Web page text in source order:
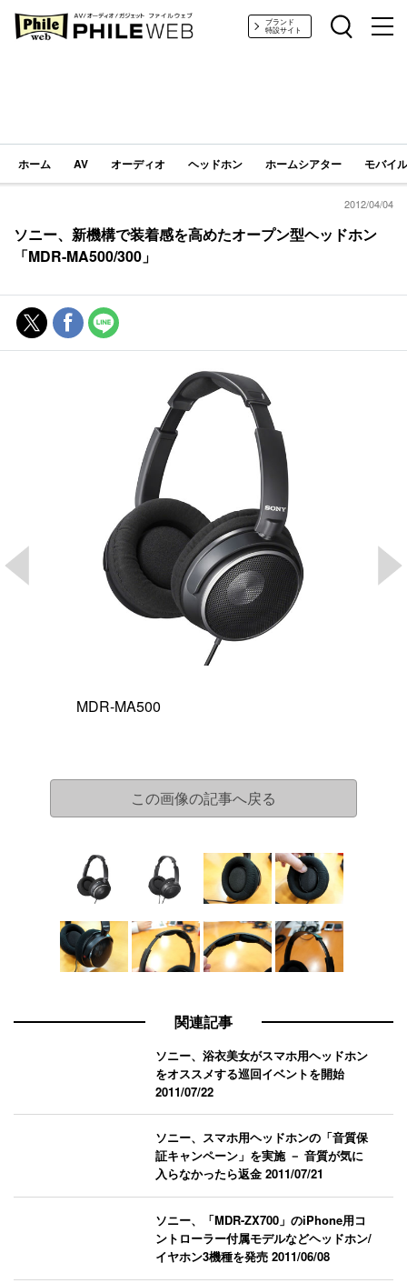
PHILE WEB｜AV/オーディオ/ガジェットブランド
特設サイト
ホーム AV オーディオ ヘッドホン ホームシアター モバイ
2012/04/04
ソニー、新機構で装着感を高めたオープン型ヘッドホン
「MDR-MA500/300」
MDR-MA500
この画像の記事へ戻る
関連記事
ソニー、浴衣美女がスマホ用ヘッドホン
をオススメする巡回イベントを開始
2011/07/22
ソニー、スマホ用ヘッドホンの「音質保
証キャンペーン」を実施 － 音質が気に
入らなかったら返金2011/07/21
ソニー、「MDR-ZX700」のiPhone用コ
ントローラー付属モデルなどヘッドホン/
イヤホン3機種を発売2011/06/08